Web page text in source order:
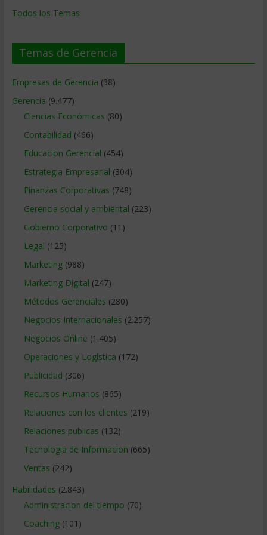
Todos los Temas
Temas de Gerencia
Empresas de Gerencia (38)
Gerencia (9.477)
Ciencias Económicas (80)
Contabilidad (466)
Educacion Gerencial (454)
Estrategia Empresarial (304)
Finanzas Corporativas (748)
Gerencia social y ambiental (223)
Gobierno Corporativo (11)
Legal (125)
Marketing(988)
Marketing Digital (247)
Métodos Gerenciales (280)
Negocios Internacionales (2.257)
Negocios Online (1.405)
Operaciones y Logística (172)
Publicidad (306)
Recursos Humanos (865)
Relaciones con los clientes (219)
Relaciones publicas (132)
Tecnologia de Informacion (665)
Ventas (242)
Habilidades (2.843)
Administracion del tiempo (70)
Coaching(101)